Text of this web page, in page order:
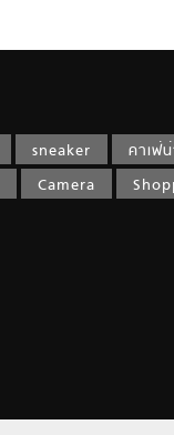
sneaker
คาเฟ่
Camera